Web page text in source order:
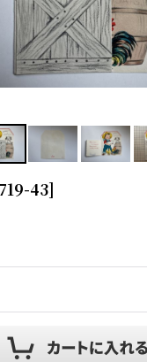
43]